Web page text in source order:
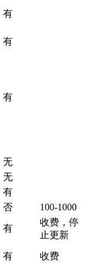
有
有
有
无
无
有
否 100-1000
有
收费，停
止更新
有 收费